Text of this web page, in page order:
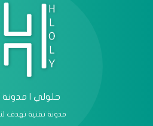
حلولي | مدونة
مدونة تقنية تهدف